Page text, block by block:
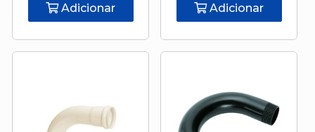
Adicionar Adicionar